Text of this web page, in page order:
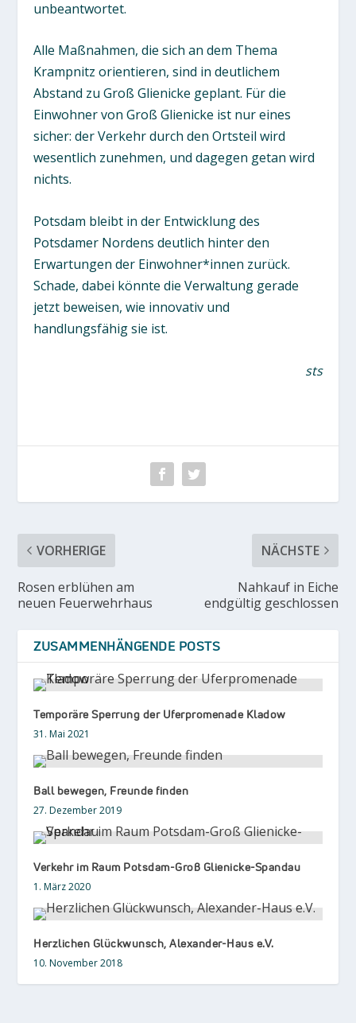
unbeantwortet.
Alle Maßnahmen, die sich an dem Thema
Krampnitz orientieren, sind in deutlichem
Abstand zu Groß Glienicke geplant. Für die
Einwohner von Groß Glienicke ist nur eines
sicher: der Verkehr durch den Ortsteil wird
wesentlich zunehmen, und dagegen getan wird
nichts.
Potsdam bleibt in der Entwicklung des
Potsdamer Nordens deutlich hinter den
Erwartungen der Einwohner*innen zurück.
Schade, dabei könnte die Verwaltung gerade
jetzt beweisen, wie innovativ und
handlungsfähig sie ist.
sts
VORHERIGE
Rosen erblühen am
neuen Feuerwehrhaus
NÄCHSTE
Nahkauf in Eiche
endgültig geschlossen
ZUSAMMENHÄNGENDE POSTS
Temporäre Sperrung der Uferpromenade Kladow
31. Mai 2021
Ball bewegen, Freunde finden
27. Dezember 2019
Verkehr im Raum Potsdam-Groß Glienicke-Spandau
1. März 2020
Herzlichen Glückwunsch, Alexander-Haus e.V.
10. November 2018